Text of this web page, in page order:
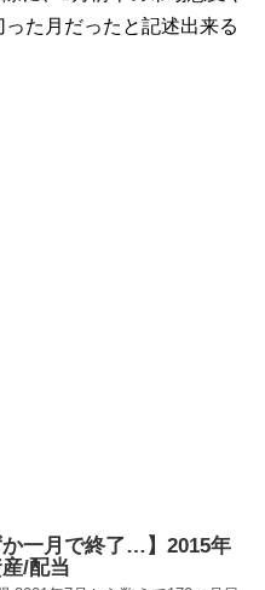
った月だったと記述出来る
か一月で終了…】2015年
/配当